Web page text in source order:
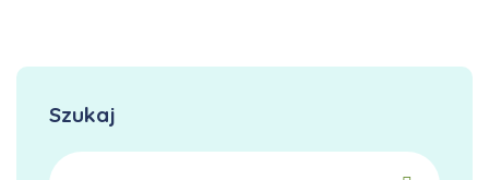
Szukaj